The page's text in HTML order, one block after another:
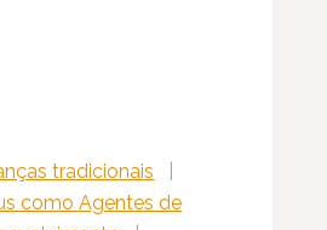
tradicionais
como Agentes de